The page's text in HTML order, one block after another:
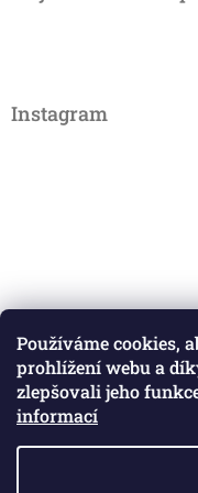
Používáme cookies,
prohlížení webu a
zlepšovali jeho
informací
Instagram